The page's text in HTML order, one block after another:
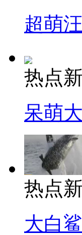
超萌
热点
呆萌
热点
大白